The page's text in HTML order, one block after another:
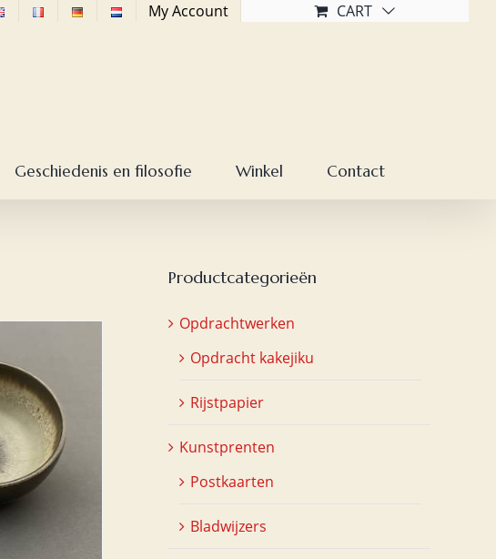
My Account CART
Geschiedenis en filosofie Winkel Contact
Productcategorieën
Opdrachtwerken
Opdracht kakejiku
Rijstpapier
Kunstprenten
Postkaarten
Bladwijzers